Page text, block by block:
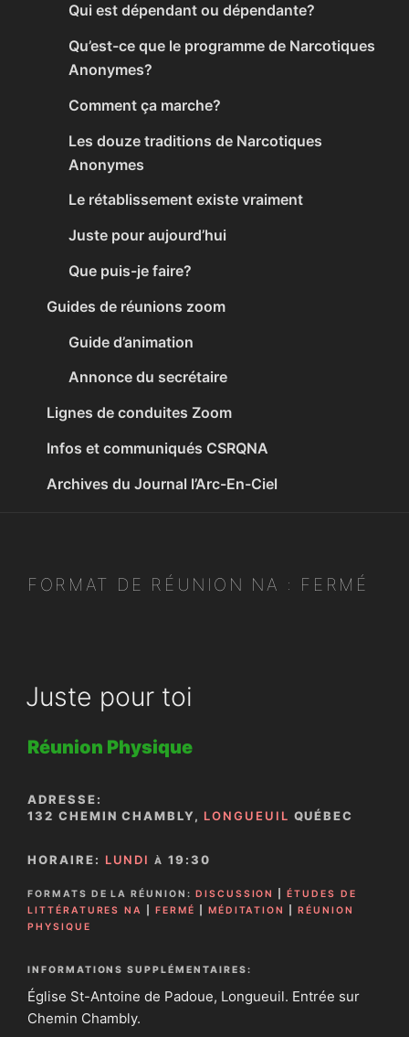
Qui est dépendant ou dépendante?
Qu’est-ce que le programme de Narcotiques
Anonymes?
Comment ça marche?
Les douze traditions de Narcotiques
Anonymes
Le rétablissement existe vraiment
Juste pour aujourd’hui
Que puis-je faire?
Guides de réunions zoom
Guide d’animation
Annonce du secrétaire
Lignes de conduites Zoom
Infos et communiqués CSRQNA
Archives du Journal l’Arc-En-Ciel
FORMAT DE RÉUNION NA : FERMÉ
Juste pour toi
Réunion Physique
ADRESSE:
132 CHEMIN CHAMBLY, LONGUEUIL QUÉBEC
HORAIRE: LUNDI À 19:30
FORMATS DE LA RÉUNION: DISCUSSION |ÉTUDES DE
LITTÉRATURES NA
|FERMÉ MÉDITATION |RÉUNION
PHYSIQUE
INFORMATIONS SUPPLÉMENTAIRES:
Église St-Antoine de Padoue, Longueuil. Entrée sur
Chemin Chambly.